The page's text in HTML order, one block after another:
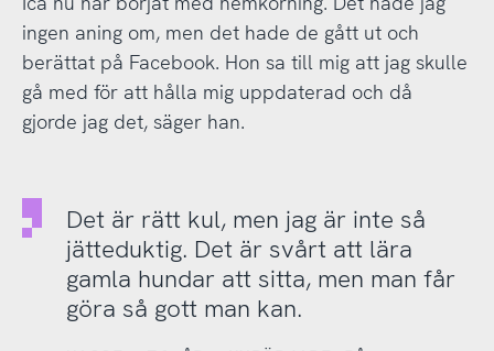
ingen aning om, men det hade de gått ut och
berättat på Facebook. Hon sa till mig att jag skulle
gå med för att hålla mig uppdaterad och då
gjorde jag det, säger han.
Det är rätt kul, men jag är inte så
jätteduktig. Det är svårt att lära
gamla hundar att sitta, men man får
göra så gott man kan.